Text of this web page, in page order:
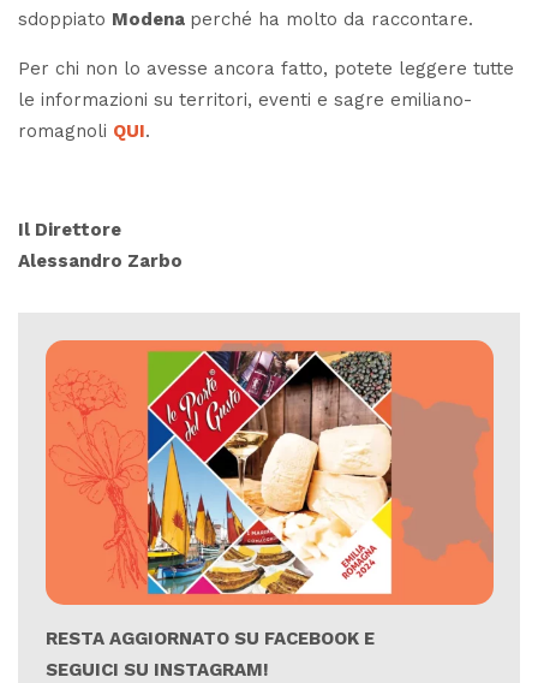
sdoppiato Modena perché ha molto da raccontare.
Per chi non lo avesse ancora fatto, potete leggere tutte
le informazioni su territori, eventi e sagre emiliano-
romagnoli QUI.
Il Direttore
Alessandro Zarbo
RESTA AGGIORNATO SU FACEBOOK E
SEGUICI SU INSTAGRAM!